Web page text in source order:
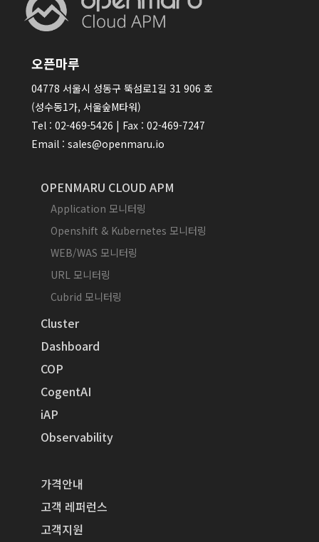
오픈마루
04778 서울시 성동구 뚝섬로1길 31 906 호
(성수동1가, 서울숲M타워)
Tel : 02-469-5426 | Fax : 02-469-7247
Email : sales@openmaru.io
OPENMARU CLOUD APM
Application 모니터링
Openshift & Kubernetes 모니터링
WEB/WAS 모니터링
URL 모니터링
Cubrid 모니터링
Cluster
Dashboard
COP
CogentAI
iAP
Observability
가격안내
고객 레퍼런스
고객지원